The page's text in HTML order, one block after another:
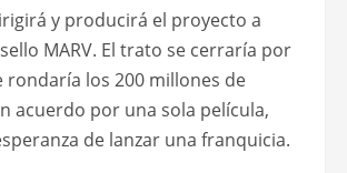
y producirá el proyecto a
MARV. El trato se cerraría por
rondaría los 200 millones de
acuerdo por una sola película,
de lanzar una franquicia.